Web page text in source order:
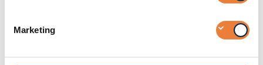
Marketing
Jonathan van Silfhout